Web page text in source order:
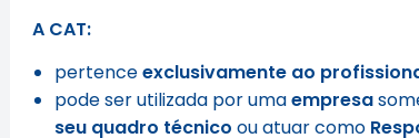
A CAT:
pertenceexclusivamente ao
pode ser utilizada por umaempresa
seu quadro técnico ou atuar como